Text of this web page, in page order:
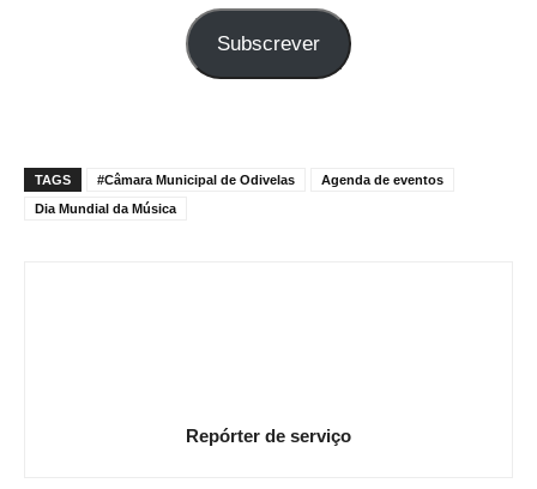
Subscrever
TAGS #Câmara Municipal de Odivelas
Agenda de eventos
Dia Mundial da Música
Repórter de serviço